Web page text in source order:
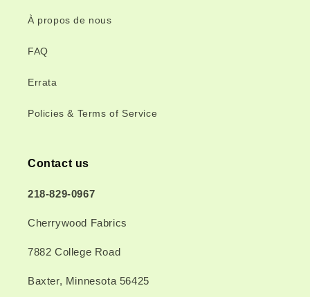
À propos de nous
FAQ
Errata
Policies & Terms of Service
Contact us
218-829-0967
Cherrywood Fabrics
7882 College Road
Baxter, Minnesota 56425